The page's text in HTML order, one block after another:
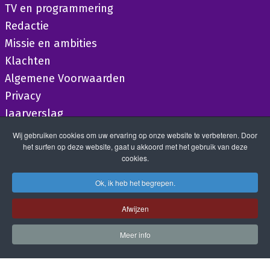
TV en programmering
Redactie
Missie en ambities
Klachten
Algemene Voorwaarden
Privacy
Jaarverslag
Wij gebruiken cookies om uw ervaring op onze website te verbeteren. Door
het surfen op deze website, gaat u akkoord met het gebruik van deze
cookies.
Ok, ik heb het begrepen.
Afwijzen
Meer info